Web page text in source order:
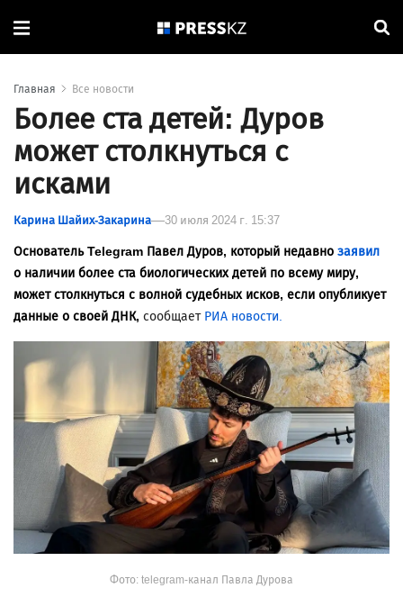
Главная Все новости
Более ста детей: Дуров
может столкнуться с
исками
Карина Шайих-Закарина 30 июля 2024 г. 15:37
Основатель Telegram Павел Дуров, который недавно заявил
о наличии более ста биологических детей по всему миру,
может столкнуться с волной судебных исков, если опубликует
данные о своей ДНК, сообщает РИА новости.
Фото: telegram-канал Павла Дурова